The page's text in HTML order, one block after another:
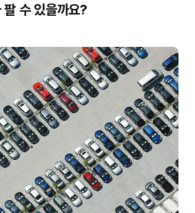
팔 수 있을까요?